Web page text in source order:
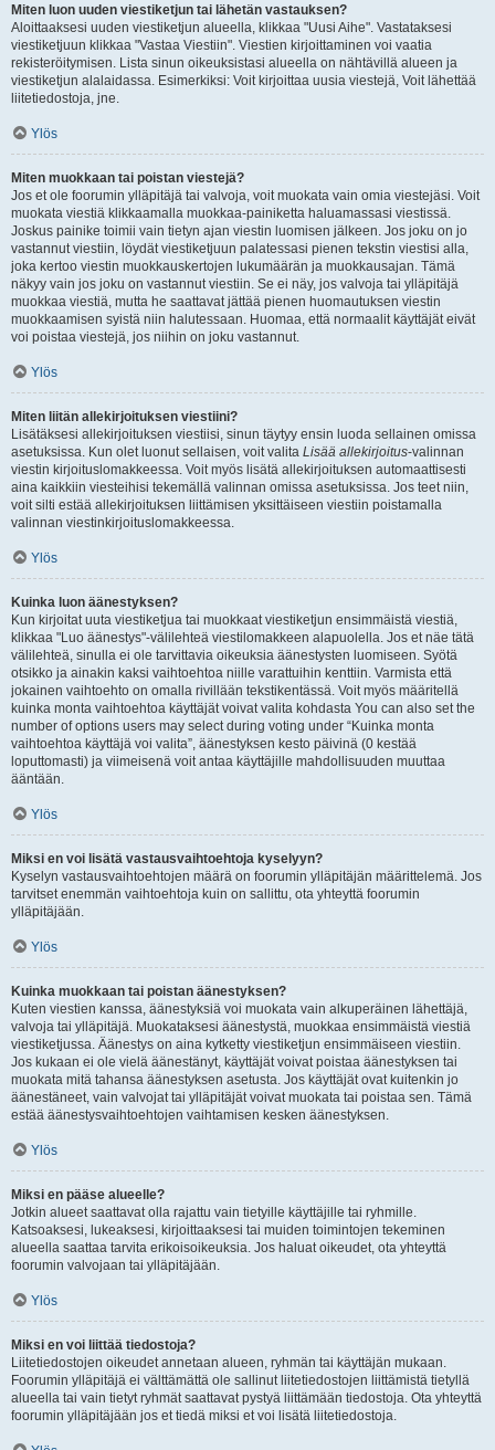
Miten luon uuden viestiketjun tai lähetän vastauksen?
Aloittaaksesi uuden viestiketjun alueella, klikkaa "Uusi Aihe". Vastataksesi
viestiketjuun klikkaa "Vastaa Viestiin". Viestien kirjoittaminen voi vaatia
rekisteröitymisen. Lista sinun oikeuksistasi alueella on nähtävillä alueen ja
viestiketjun alalaidassa. Esimerkiksi: Voit kirjoittaa uusia viestejä, Voit lähettää
liitetiedostoja, jne.
Ylös
Miten muokkaan tai poistan viestejä?
Jos et ole foorumin ylläpitäjä tai valvoja, voit muokata vain omia viestejäsi. Voit
muokata viestiä klikkaamalla muokkaa-painiketta haluamassasi viestissä.
Joskus painike toimii vain tietyn ajan viestin luomisen jälkeen. Jos joku on jo
vastannut viestiin, löydät viestiketjuun palatessasi pienen tekstin viestisi alla,
joka kertoo viestin muokkauskertojen lukumäärän ja muokkausajan. Tämä
näkyy vain jos joku on vastannut viestiin. Se ei näy, jos valvoja tai ylläpitäjä
muokkaa viestiä, mutta he saattavat jättää pienen huomautuksen viestin
muokkaamisen syistä niin halutessaan. Huomaa, että normaalit käyttäjät eivät
voi poistaa viestejä, jos niihin on joku vastannut.
Ylös
Miten liitän allekirjoituksen viestiini?
Lisätäksesi allekirjoituksen viestiisi, sinun täytyy ensin luoda sellainen omissa
asetuksissa. Kun olet luonut sellaisen, voit valita Lisää allekirjoitus-valinnan
viestin kirjoituslomakkeessa. Voit myös lisätä allekirjoituksen automaattisesti
aina kaikkiin viesteihisi tekemällä valinnan omissa asetuksissa. Jos teet niin,
voit silti estää allekirjoituksen liittämisen yksittäiseen viestiin poistamalla
valinnan viestinkirjoituslomakkeessa.
Ylös
Kuinka luon äänestyksen?
Kun kirjoitat uuta viestiketjua tai muokkaat viestiketjun ensimmäistä viestiä,
klikkaa "Luo äänestys"-välilehteä viestilomakkeen alapuolella. Jos et näe tätä
välilehteä, sinulla ei ole tarvittavia oikeuksia äänestysten luomiseen. Syötä
otsikko ja ainakin kaksi vaihtoehtoa niille varattuihin kenttiin. Varmista että
jokainen vaihtoehto on omalla rivillään tekstikentässä. Voit myös määritellä
kuinka monta vaihtoehtoa käyttäjät voivat valita kohdasta You can also set the
number of options users may select during voting under “Kuinka monta
vaihtoehtoa käyttäjä voi valita”, äänestyksen kesto päivinä (0 kestää
loputtomasti) ja viimeisenä voit antaa käyttäjille mahdollisuuden muuttaa
ääntään.
Ylös
Miksi en voi lisätä vastausvaihtoehtoja kyselyyn?
Kyselyn vastausvaihtoehtojen määrä on foorumin ylläpitäjän määrittelemä. Jos
tarvitset enemmän vaihtoehtoja kuin on sallittu, ota yhteyttä foorumin
ylläpitäjään.
Ylös
Kuinka muokkaan tai poistan äänestyksen?
Kuten viestien kanssa, äänestyksiä voi muokata vain alkuperäinen lähettäjä,
valvoja tai ylläpitäjä. Muokataksesi äänestystä, muokkaa ensimmäistä viestiä
viestiketjussa. Äänestys on aina kytketty viestiketjun ensimmäiseen viestiin.
Jos kukaan ei ole vielä äänestänyt, käyttäjät voivat poistaa äänestyksen tai
muokata mitä tahansa äänestyksen asetusta. Jos käyttäjät ovat kuitenkin jo
äänestäneet, vain valvojat tai ylläpitäjät voivat muokata tai poistaa sen. Tämä
estää äänestysvaihtoehtojen vaihtamisen kesken äänestyksen.
Ylös
Miksi en pääse alueelle?
Jotkin alueet saattavat olla rajattu vain tietyille käyttäjille tai ryhmille.
Katsoaksesi, lukeaksesi, kirjoittaaksesi tai muiden toimintojen tekeminen
alueella saattaa tarvita erikoisoikeuksia. Jos haluat oikeudet, ota yhteyttä
foorumin valvojaan tai ylläpitäjään.
Ylös
Miksi en voi liittää tiedostoja?
Liitetiedostojen oikeudet annetaan alueen, ryhmän tai käyttäjän mukaan.
Foorumin ylläpitäjä ei välttämättä ole sallinut liitetiedostojen liittämistä tietyllä
alueella tai vain tietyt ryhmät saattavat pystyä liittämään tiedostoja. Ota yhteyttä
foorumin ylläpitäjään jos et tiedä miksi et voi lisätä liitetiedostoja.